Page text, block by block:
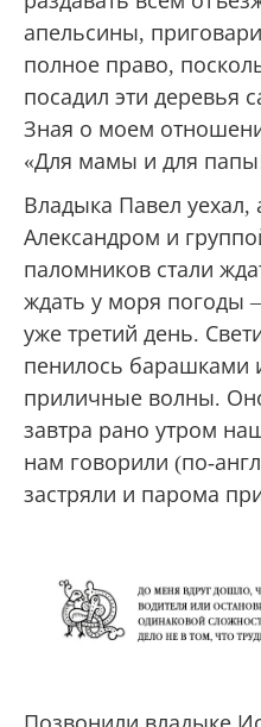
отпали, получив
слова я помню, они
Попросил у геронды
дерева лимон и еще
названия которого я
раздавать всем
апельсины,
полное право,
посадил эти деревья
Зная о моем
«Для мамы и для
Владыка Павел
Александром и
паломников стали
пенилось барашками
приличные волны.
завтра рано утром
застряли и парома